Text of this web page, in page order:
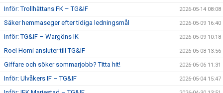
Inför: Trollhättans FK – TG&IF 2026-05-14 08:08
Säker hemmaseger efter tidiga ledningsmål 2026-05-09 16:40
Inför: TG&IF – Wargöns IK 2026-05-09 10:18
Roel Homi ansluter till TG&IF 2026-05-08 13:56
Giffare och söker sommarjobb? Titta hit! 2026-05-06 11:31
Inför: Ulvåkers IF – TG&IF 2026-05-04 15:47